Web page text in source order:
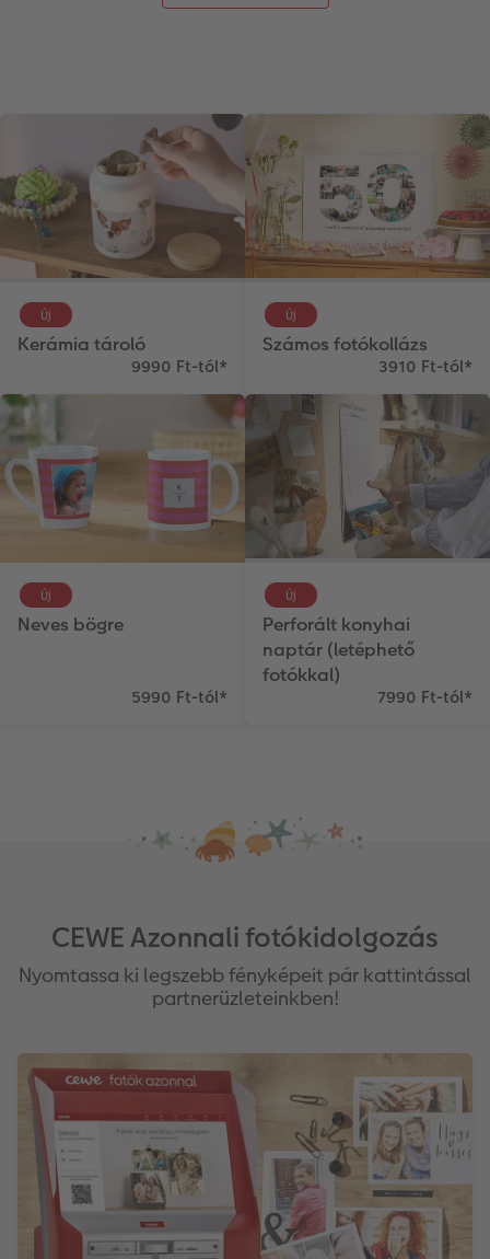
Kerámia tároló
Új
9990 Ft-tól*
Számos fotókollázs
Új
3910 Ft-tól*
Neves bögre
Új
5990 Ft-tól*
Perforált konyhai
naptár (letéphető
fotókkal)
Új
7990 Ft-tól*
CEWE Azonnali fotókidolgozás
Nyomtassa ki legszebb fényképeit pár kattintással
partnerüzleteinkben!